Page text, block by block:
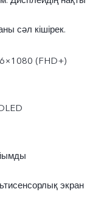
сәл кішірек.
(FHD+)
экран